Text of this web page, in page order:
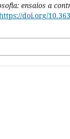
ensaios a
doi.org/